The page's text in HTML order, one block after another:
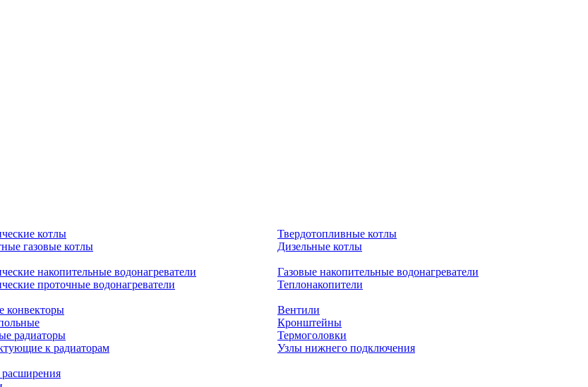
котлы
газовые котлы
Твердотопливные котлы
Дизельные котлы
накопительные водонагреватели
проточные водонагреватели
Газовые накопительные водонагреватели
Теплонакопители
конвекторы
радиаторы
к радиаторам
Вентили
Кронштейны
Термоголовки
Узлы нижнего подключения